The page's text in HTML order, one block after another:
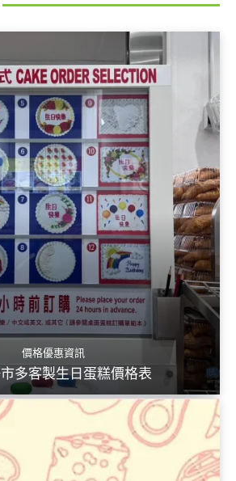
價格優惠資訊
多客製生日蛋糕價格表